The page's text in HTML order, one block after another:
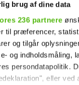
brug af dine data
236 partnere
til præferencer,
og tilgår
og indholdsmåling,
persondatapolitik.
eller